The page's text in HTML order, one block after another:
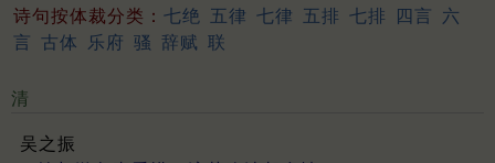
诗句按体裁分类： 七绝 五律 七律 五排 七排 四言
六
言 古体 乐府 骚 辞赋 联
清
吴之振